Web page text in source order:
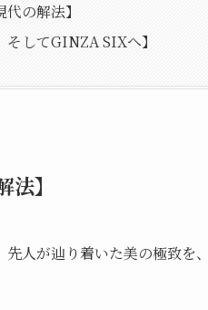
の解法】
そしてGINZA SIXへ】
】
人が辿り着いた美の極致を